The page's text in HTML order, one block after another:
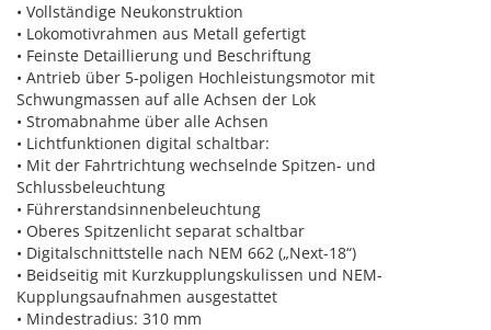
• Vollständige Neukonstruktion
• Lokomotivrahmen aus Metall gefertigt
• Feinste Detaillierung und Beschriftung
• Antrieb über 5-poligen Hochleistungsmotor mit
Schwungmassen auf alle Achsen der Lok
• Stromabnahme über alle Achsen
• Lichtfunktionen digital schaltbar:
• Mit der Fahrtrichtung wechselnde Spitzen- und
Schlussbeleuchtung
• Führerstandsinnenbeleuchtung
• Oberes Spitzenlicht separat schaltbar
• Digitalschnittstelle nach NEM 662 („Next-18“)
• Beidseitig mit Kurzkupplungskulissen und NEM-
Kupplungsaufnahmen ausgestattet
• Mindestradius: 310 mm